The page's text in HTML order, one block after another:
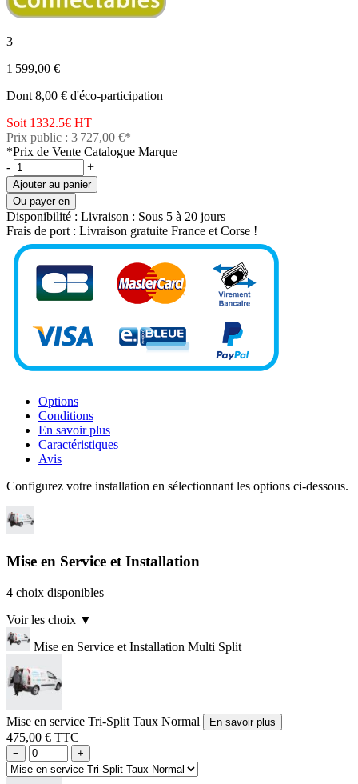
3
1 599,00 €
Dont 8,00 € d'éco-participation
Soit 1332.5€ HT
Prix public : 3 727,00 €*
*Prix de Vente Catalogue Marque
-
+
Ajouter au panier
Ou payer en
Disponibilité : Livraison : Sous 5 à 20 jours
Frais de port : Livraison gratuite France et Corse !
Options
Conditions
En savoir plus
Caractéristiques
Avis
Configurez votre installation en sélectionnant les options ci-dessous.
Mise en Service et Installation
4 choix disponibles
Voir les choix ▼
Mise en Service et Installation Multi Split
Mise en service Tri-Split Taux Normal En savoir plus
475,00 € TTC
− +